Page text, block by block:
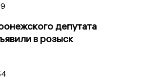
депутата
в розыск